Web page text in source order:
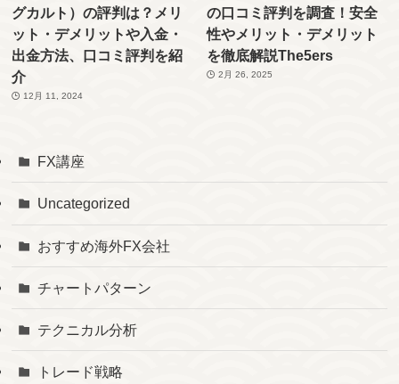
グカルト）の評判は？メリ
ット・デメリットや入金・
出金方法、口コミ評判を紹
介
12月 11, 2024
の口コミ評判を調査！安全
性やメリット・デメリット
を徹底解説The5ers
2月 26, 2025
FX講座
Uncategorized
おすすめ海外FX会社
チャートパターン
テクニカル分析
トレード戦略